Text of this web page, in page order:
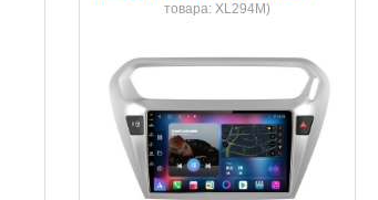
товара: XL294M)